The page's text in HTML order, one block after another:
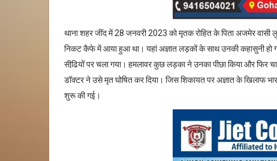
थाना शहर जींद में 28 जनवरी 2023 को मृतक रोहित के पिता अजमेर वासी
निकट कैफे में आया हुआ था। यहां अज्ञात लड़कों के साथ उनकी कहासुनी हो
सीढि़यों पर चला गया। हमलावर कुछ लड़का ने उनका पीछा किया और फिर
डॉक्टर ने उसे मृत घोषित कर दिया। जिस शिकायत पर अज्ञात के खिलाफ
शुरू की गई।